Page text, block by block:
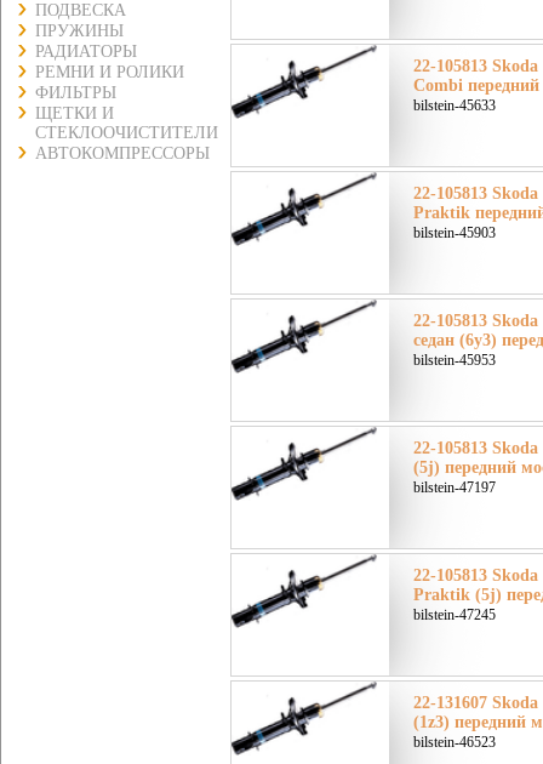
ПОДВЕСКА
ПРУЖИНЫ
РАДИАТОРЫ
РЕМНИ И РОЛИКИ
ФИЛЬТРЫ
ЩЕТКИ И
СТЕКЛООЧИСТИТЕЛИ
АВТОКОМПРЕССОРЫ
22-105813
Combi передний
bilstein-45633
22-105813
Praktik
bilstein-45903
22-105813
седан (6y3)
bilstein-45953
22-105813
(5j) передний
bilstein-47197
22-105813
Praktik (5j)
bilstein-47245
22-131607
(1z3) передний
bilstein-46523